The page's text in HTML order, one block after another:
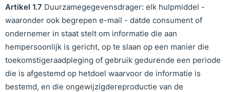
Artikel 1.7 Duurzamegegevensdrager: elk hulpmiddel -
waaronder ook begrepen e-mail - datde consument of
ondernemer in staat stelt om informatie die aan
hempersoonlijk is gericht, op te slaan op een manier die
toekomstigeraadpleging of gebruik gedurende een periode
die is afgestemd op hetdoel waarvoor de informatie is
bestemd, en die ongewijzigdereproductie van de